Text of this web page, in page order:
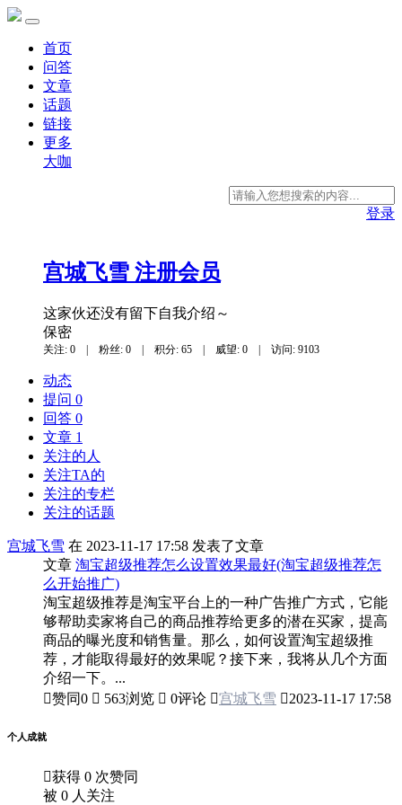
首页
问答
文章
话题
链接
更多
大咖
登录
宫城飞雪 注册会员
这家伙还没有留下自我介绍～
保密
关注: 0 | 粉丝: 0 | 积分: 65 | 威望: 0 | 访问: 9103
动态
提问 0
回答 0
文章 1
关注的人
关注TA的
关注的专栏
关注的话题
宫城飞雪 在 2023-11-17 17:58 发表了文章
文章 淘宝超级推荐怎么设置效果最好(淘宝超级推荐怎
么开始推广)
淘宝超级推荐是淘宝平台上的一种广告推广方式，它能
够帮助卖家将自己的商品推荐给更多的潜在买家，提高
商品的曝光度和销售量。那么，如何设置淘宝超级推
荐，才能取得最好的效果呢？接下来，我将从几个方面
介绍一下。...
赞同0  563浏览  0评论 宫城飞雪 2023-11-17 17:58
个人成就
获得 0 次赞同
被 0 人关注